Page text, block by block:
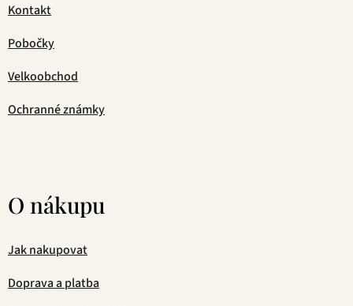
Kontakt
Pobočky
Velkoobchod
Ochranné známky
O nákupu
Jak nakupovat
Doprava a platba